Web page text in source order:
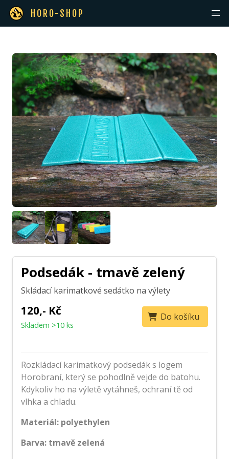
HORO-SHOP
Podsedák - tmavě zelený
Skládací karimatkové sedátko na výlety
120,- Kč
Skladem >10 ks
Do košíku
Rozkládací karimatkový podsedák s logem
Horobraní, který se pohodlně vejde do batohu.
Kdykoliv ho na výletě vytáhneš, ochraní tě od
vlhka a chladu.
Materiál: polyethylen
Barva: tmavě zelená